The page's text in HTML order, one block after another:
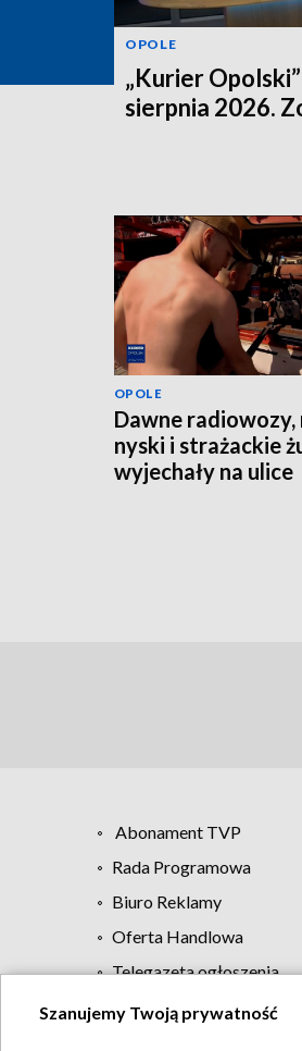
OPOLE
„Kurier
sierpnia 2026.
OPOLE
Dawne
nyski i strażackie
wyjechały na ulice
Abonament TVP
Rada Programowa
Biuro Reklamy
Oferta Handlowa
Telegazeta ogłoszenia
Szanujemy Twoją prywatność